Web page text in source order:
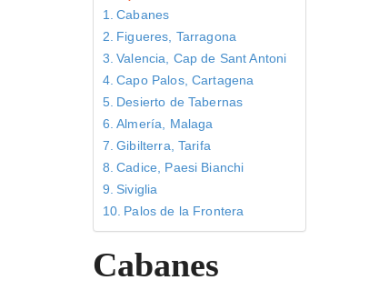
Cabanes
Figueres, Tarragona
Valencia, Cap de Sant Antoni
Capo Palos, Cartagena
Desierto de Tabernas
Almería, Malaga
Gibilterra, Tarifa
Cadice, Paesi Bianchi
Siviglia
Palos de la Frontera
Cabanes